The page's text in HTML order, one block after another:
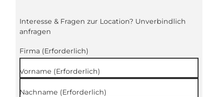
Interesse & Fragen zur Location? Unverbindlich
anfragen
Firma (Erforderlich)
Vorname (Erforderlich)
Nachname (Erforderlich)